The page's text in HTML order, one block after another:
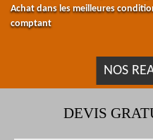
Achat dans les meilleures
comptant
NOS
DEVIS